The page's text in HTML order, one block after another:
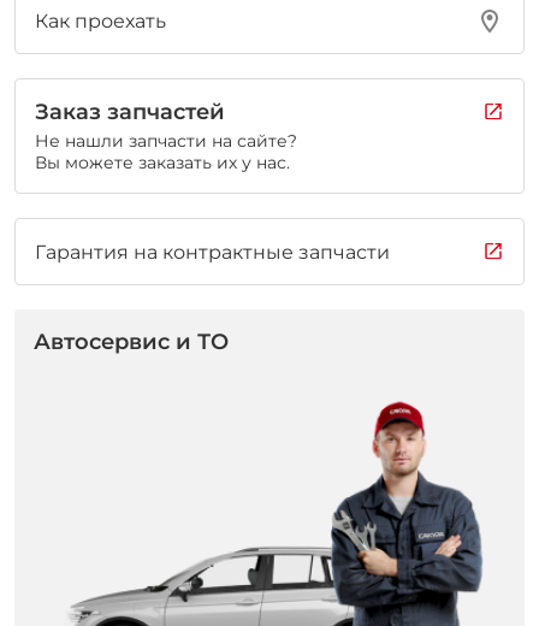
Как проехать
Заказ запчастей
Не нашли запчасти на сайте?
Вы можете заказать их у нас.
Гарантия на контрактные запчасти
Автосервис и ТО